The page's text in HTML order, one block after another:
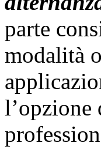
parte
modalità